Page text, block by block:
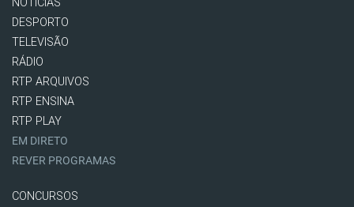
NOTÍCIAS
DESPORTO
TELEVISÃO
RÁDIO
RTP ARQUIVOS
RTP ENSINA
RTP PLAY
EM DIRETO
REVER PROGRAMAS
CONCURSOS